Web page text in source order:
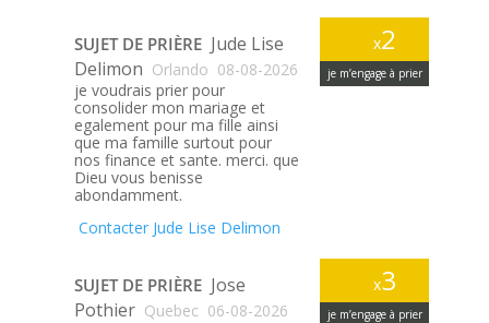
x2
je m’engage à prier
SUJET DE PRIÈRE Jude Lise
Delimon Orlando 08-08-2026
je voudrais prier pour
consolider mon mariage et
egalement pour ma fille ainsi
que ma famille surtout pour
nos finance et sante. merci. que
Dieu vous benisse
abondamment.
Contacter Jude Lise Delimon
x3
je m’engage à prier
SUJET DE PRIÈRE Jose
Pothier Quebec 06-08-2026